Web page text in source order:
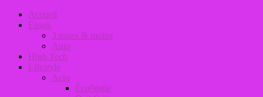
Accueil
Essais
3 roues & moins
Auto
High Tech
Lifestyle
Actu
Éco²logie